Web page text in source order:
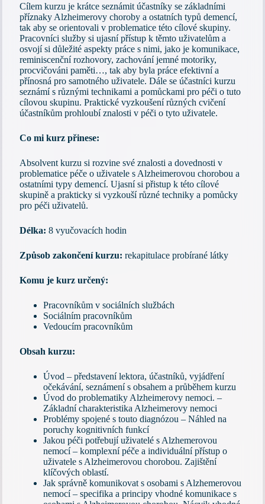
Cílem kurzu je krátce seznámit účastníky se základními
příznaky Alzheimerovy choroby a ostatních typů demencí,
tak aby se orientovali v problematice této cílové skupiny.
Pracovníci služby si ujasní přístup k těmto uživatelům a
osvojí si důležité aspekty práce s nimi, jako je komunikace,
reminiscenční rozhovory, zachování jemné motoriky,
procvičováni paměti…, tak aby byla práce efektivní a
přínosná pro samotného uživatele. Dále se účastníci kurzu
seznámí s různými technikami a pomůckami pro péči o tuto
cílovou skupinu. Praktické vyzkoušení různých cvičení
účastníkům prohloubí znalosti v péči o tyto uživatele.
Co mi kurz přinese:
Absolvent kurzu si rozvine své znalosti a dovednosti v
problematice péče o uživatele s Alzheimerovou chorobou a
ostatními typy demencí. Ujasní si přistup k této cílové
skupině a prakticky si vyzkouší různé techniky a pomůcky
pro péči uživatelů.
Délka: 8 vyučovacích hodin
Způsob zakončení kurzu: rekapitulace probírané látky
Komu je kurz určený:
Pracovníkům v sociálních službách
Sociálním pracovníkům
Vedoucím pracovníkům
Obsah kurzu:
Úvod – představení lektora, účastníků, vyjádření
očekávání, seznámení s obsahem a průběhem kurzu
Úvod do problematiky Alzheimerovy nemoci. –
Základní charakteristika Alzheimerovy nemoci
Problémy spojené s touto diagnózou – Náhled na
poruchy kognitivních funkcí
Jakou péči potřebují uživatelé s Alzhemerovou
nemocí – komplexní péče a individuální přístup o
uživatele s Alzheimerovou chorobou. Zajištění
klíčových oblastí.
Jak správně komunikovat s osobami s Alzhemerovou
nemocí – specifika a principy vhodné komunikace s